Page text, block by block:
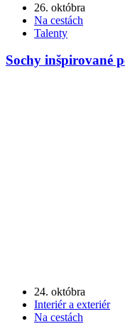
26. októbra
Na cestách
Talenty
Sochy inšpirované
24. októbra
Interiér a exteriér
Na cestách